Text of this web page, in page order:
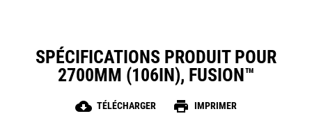
SPÉCIFICATIONS PRODUIT POUR
2700MM (106IN), FUSION™
cloud_download TÉLÉCHARGER print IMPRIMER